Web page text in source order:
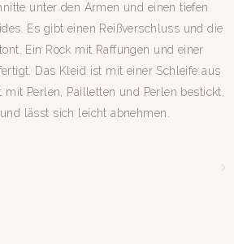
unter den Armen und einen tiefen
Es gibt einen Reißverschluss und die
Ein Rock mit Raffungen und einer
Das Kleid ist mit einer Schleife aus
Perlen, Pailletten und Perlen bestickt,
lässt sich leicht abnehmen.